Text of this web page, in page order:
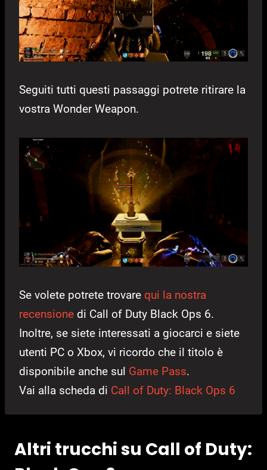
Seguiti tutti questi passaggi potrete ritirare la
vostra Wonder Weapon.
Se volete potrete trovare qui la nostra
recensione di Call of Duty Black Ops 6.
Inoltre, se siete interessati a giocarci e siete
utenti PC o Xbox, vi ricordo che il titolo è
disponibile anche sul Game Pass.
Vai alla scheda di Call of Duty: Black Ops 6
Altri trucchi su Call of Duty: